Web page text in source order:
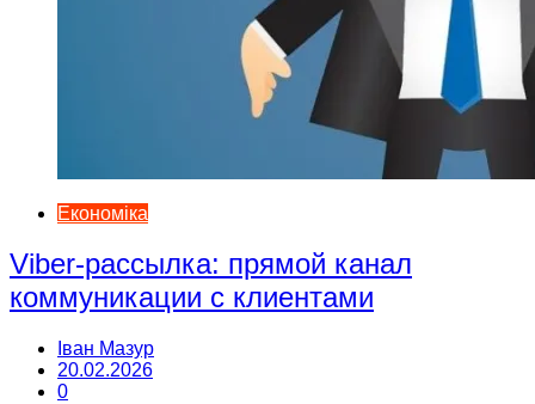
Економіка
Viber-рассылка: прямой канал
коммуникации с клиентами
Іван Мазур
20.02.2026
0